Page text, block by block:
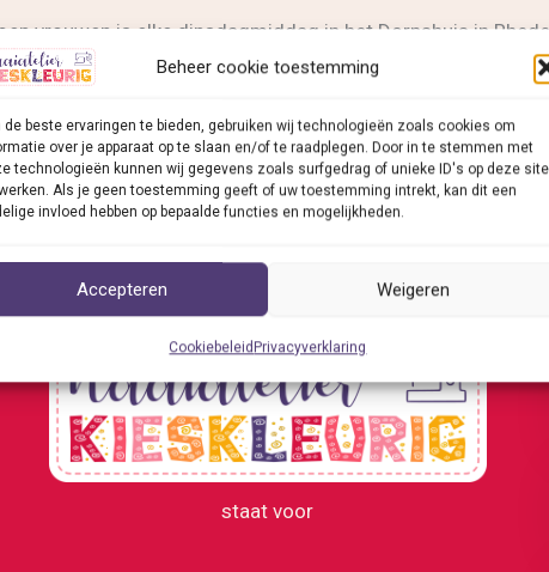
Beheer cookie toestemming
de beste ervaringen te bieden, gebruiken wij technologieën zoals cookies om
over je apparaat op te slaan en/of te raadplegen. Door in te stemmen met
technologieën kunnen wij gegevens zoals surfgedrag of unieke ID's op deze site
Als je geen toestemming geeft of uw toestemming intrekt, kan dit een
invloed hebben op bepaalde functies en mogelijkheden.
Accepteren Weigeren
Cookiebeleid Privacyverklaring
vrouwen is elke dinsdagmiddag in het Dorpshuis in
Sinds een paar weken is Naaiatelier Kieskleurig hier
mocht het dinsdag 18 april officieel openen.
»
staat voor